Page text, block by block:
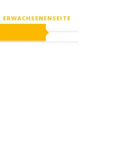
ERWACHSENENSEITE